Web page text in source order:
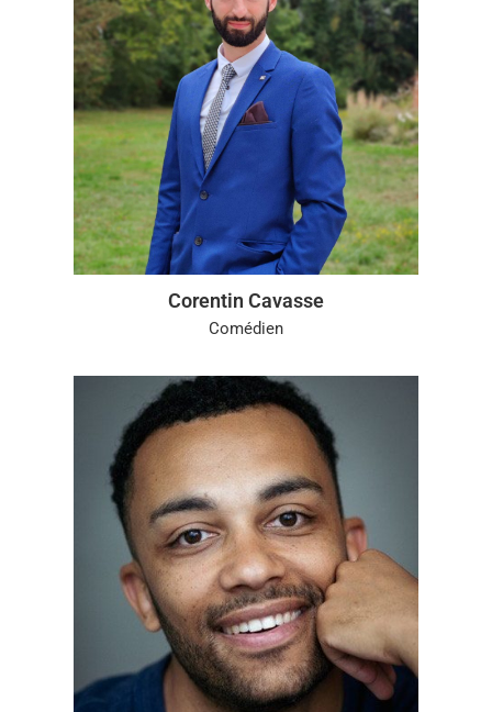
Corentin Cavasse
Comédien